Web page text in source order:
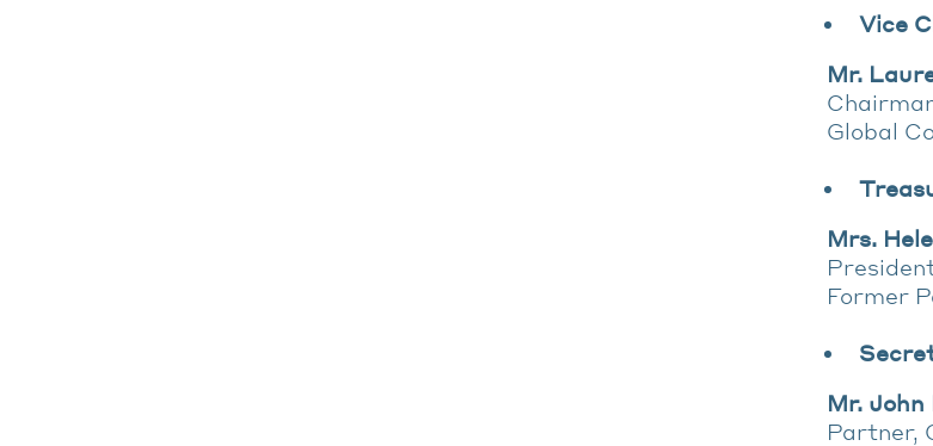
Vice
Mr.
Global
Mrs.
Former
Mr. John
Partner,